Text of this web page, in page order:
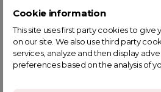
YOU MIGHT
Cookie information
This site uses first party cookies to
on our site. We also use third party
services, analyze and then display
preferences based on the analysis of